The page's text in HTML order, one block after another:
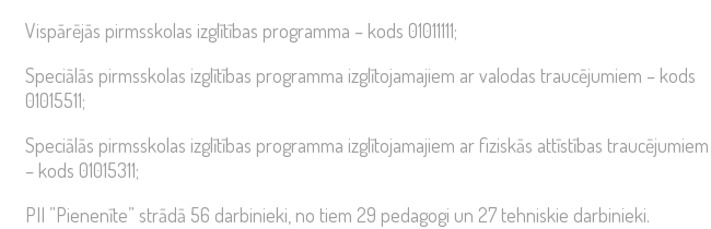
Vispārējās pirmsskolas izglītības programma – kods 01011111;
Speciālās pirmsskolas izglītības programma izglītojamajiem ar valodas traucējumiem – kods
01015511;
Speciālās pirmsskolas izglītības programma izglītojamajiem ar fiziskās attīstības traucējumiem
– kods 01015311;
PII ”Pienenīte” strādā 56 darbinieki, no tiem 29 pedagogi un 27 tehniskie darbinieki.